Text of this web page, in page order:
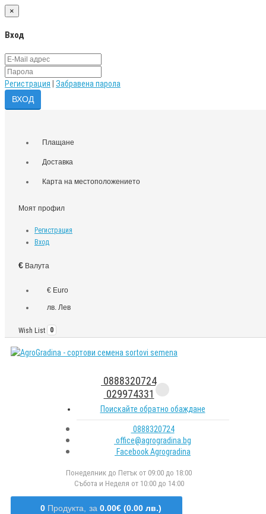
×
Вход
Регистрация Забравена парола
Плащане
Доставка
Карта на местоположението
Моят профил
Регистрация
Вход
€ Валута
€ Euro
лв. Лев
Wish List 0
0888320724
029974331
Поискайте обратно обаждане
0888320724
office@agrogradina.bg
Facebook Agrogradina
Понеделник до Петък от 09:00 до 18:00
Събота и Неделя от 10:00 до 14:00
0 Продукта, за 0.00€ (0.00 лв.)